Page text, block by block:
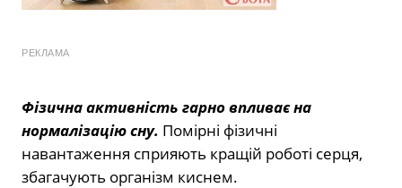
РЕКЛАМА
Фізична активність гарно впливає на
нормалізацію сну. Помірні фізичні
навантаження сприяють кращій роботі серця,
збагачують організм киснем.